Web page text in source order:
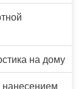
на дому
нанесением